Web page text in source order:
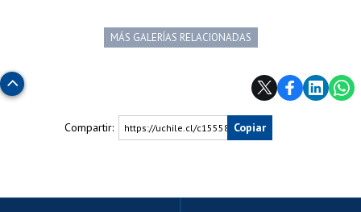
MÁS GALERÍAS RELACIONADAS
Subir
Compartir: https://uchile.cl/c155586Copiar